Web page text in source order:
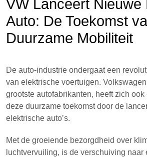
VW Lanceert Nieuwe
Auto: De Toekomst
Duurzame Mobiliteit
De auto-industrie ondergaat een
van elektrische voertuigen.
grootste autofabrikanten, heeft zich
deze duurzame toekomst door de
elektrische auto’s.
Met de groeiende bezorgdheid over
luchtvervuiling, is de verschuiving naar